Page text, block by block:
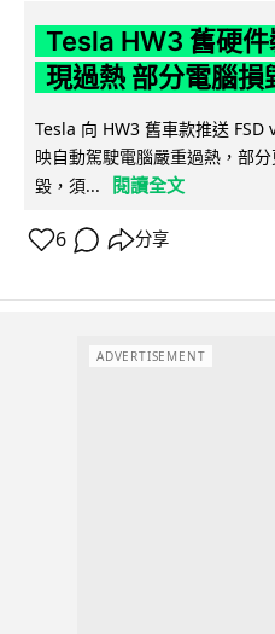
Tesla HW3 舊硬
現過熱 部分電腦
Tesla 向 HW3 舊車款推送
映自動駕駛電腦嚴重過熱，部
毀，須...
閱讀全文
6 分享
ADVERTISEMENT